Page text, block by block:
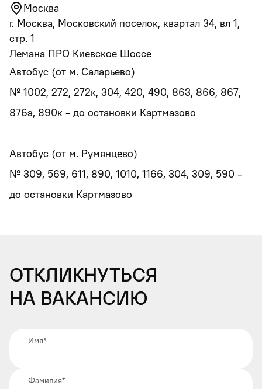
Москва
г. Москва, Московский поселок, квартал 34, вл 1,
стр. 1
Лемана ПРО Киевское Шоссе
Автобус (от м. Саларьево)
№ 1002, 272, 272к, 304, 420, 490, 863, 866, 867,
876э, 890к - до остановки Картмазово
Автобус (от м. Румянцево)
№ 309, 569, 611, 890, 1010, 1166, 304, 309, 590 -
Откликнуться
на вакансию
Имя*
Фамилия*